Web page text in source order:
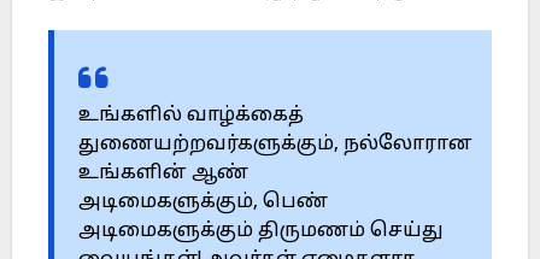
உங்களில் வாழ்க்கைத்
துணையற்றவர்களுக்கும், நல்லோரான
உங்களின் ஆண்
அடிமைகளுக்கும், பெண்
அடிமைகளுக்கும் திருமணம் செய்து